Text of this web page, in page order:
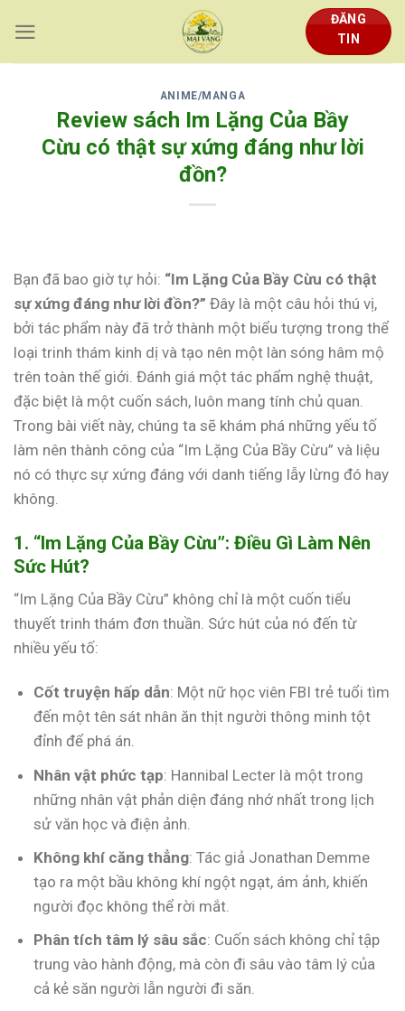
content
ĐĂNG
TIN
ANIME/MANGA
Review sách Im Lặng Của Bầy
Cừu có thật sự xứng đáng như lời
đồn?
Bạn đã bao giờ tự hỏi: “Im Lặng Của Bầy Cừu có thật
sự xứng đáng như lời đồn?” Đây là một câu hỏi thú vị,
bởi tác phẩm này đã trở thành một biểu tượng trong thể
loại trinh thám kinh dị và tạo nên một làn sóng hâm mộ
trên toàn thế giới. Đánh giá một tác phẩm nghệ thuật,
đặc biệt là một cuốn sách, luôn mang tính chủ quan.
Trong bài viết này, chúng ta sẽ khám phá những yếu tố
làm nên thành công của “Im Lặng Của Bầy Cừu” và liệu
nó có thực sự xứng đáng với danh tiếng lẫy lừng đó hay
không.
1. “Im Lặng Của Bầy Cừu”: Điều Gì Làm Nên
Sức Hút?
“Im Lặng Của Bầy Cừu” không chỉ là một cuốn tiểu
thuyết trinh thám đơn thuần. Sức hút của nó đến từ
nhiều yếu tố:
Cốt truyện hấp dẫn: Một nữ học viên FBI trẻ tuổi tìm
đến một tên sát nhân ăn thịt người thông minh tột
đỉnh để phá án.
Nhân vật phức tạp: Hannibal Lecter là một trong
những nhân vật phản diện đáng nhớ nhất trong lịch
sử văn học và điện ảnh.
Không khí căng thẳng: Tác giả Jonathan Demme
tạo ra một bầu không khí ngột ngạt, ám ảnh, khiến
người đọc không thể rời mắt.
Phân tích tâm lý sâu sắc: Cuốn sách không chỉ tập
trung vào hành động, mà còn đi sâu vào tâm lý của
cả kẻ săn người lẫn người đi săn.